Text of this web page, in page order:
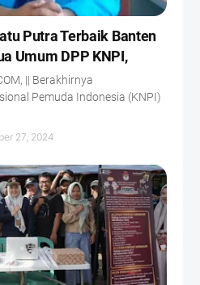
Putra Terbaik Banten
Umum DPP KNPI,
|| Berakhirnya
Pemuda Indonesia (KNPI)
27, 2024